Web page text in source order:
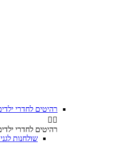
רהיטים לחדרי
 
רהיטים לחדרי
שולחנות